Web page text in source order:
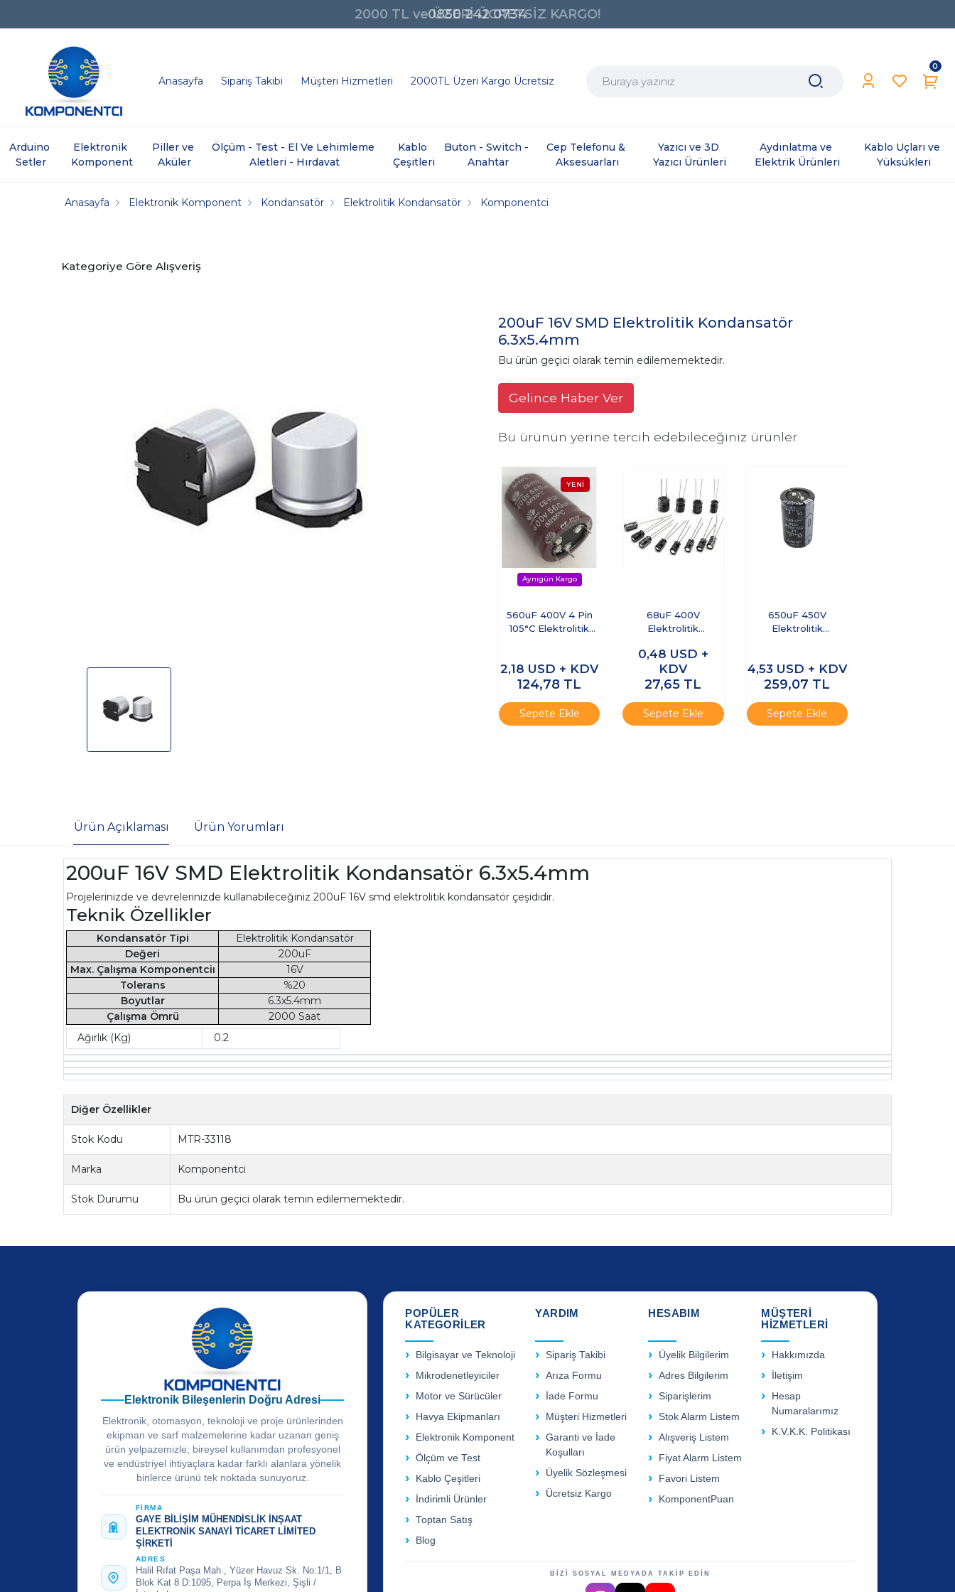
0850 242 0734
Anasayfa Sipariş Takibi Müşteri Hizmetleri 2000TL Üzeri Kargo Ücretsiz
0
Arduino
Setler
Elektronik
Komponent
Piller ve
Aküler
Ölçüm - Test - El Ve Lehimleme
Aletleri - Hırdavat
Kablo
Çeşitleri
Buton - Switch -
Anahtar
Cep Telefonu &
Aksesuarları
Yazıcı ve 3D
Yazıcı Ürünleri
Aydınlatma ve
Elektrik Ürünleri
Kablo Uçları ve
Yüksükleri
Anasayfa Elektronik Komponent Kondansatör Elektrolitik Kondansatör Komponentci
Kategoriye Göre Alışveriş
200uF 16V SMD Elektrolitik Kondansatör
6.3x5.4mm
Bu ürün geçici olarak temin edilememektedir.
Gelince Haber Ver
Bu ürünün yerine tercih edebileceğiniz ürünler
560uF 400V 4 Pin
105°C Elektrolitik
2,18 USD + KDV
124,78 TL
Sepete Ekle
68uF 400V
Elektrolitik
18x26mm - Kısa
Bacaklı
0,48 USD +
KDV
27,65 TL
Sepete Ekle
650uF 450V
Elektrolitik
4,53 USD + KDV
259,07 TL
Sepete Ekle
Ürün Açıklaması Ürün Yorumları
200uF 16V SMD Elektrolitik Kondansatör 6.3x5.4mm
Projelerinizde ve devrelerinizde kullanabileceğiniz 200uF 16V smd elektrolitik kondansatör çeşididir.
Teknik Özellikler
Kondansatör Tipi
Elektrolitik Kondansatör
Değeri
200uF
Max. Çalışma Komponentciı
16V
Tolerans
%20
Boyutlar
6.3x5.4mm
Çalışma Ömrü
2000 Saat
Ağırlık (Kg)
0.2
Diğer Özellikler
Stok Kodu MTR-33118
Marka Komponentci
Stok Durumu Bu ürün geçici olarak temin edilememektedir.
Elektronik Bileşenlerin Doğru Adresi
Elektronik, otomasyon, teknoloji ve proje ürünlerinden
ekipman ve sarf malzemelerine kadar uzanan geniş
ürün yelpazemizle; bireysel kullanımdan profesyonel
ve endüstriyel ihtiyaçlara kadar farklı alanlara yönelik
binlerce ürünü tek noktada sunuyoruz.
FİRMA
GAYE BİLİŞİM MÜHENDİSLİK İNŞAAT
ELEKTRONİK SANAYİ TİCARET LİMİTED
ŞİRKETİ
ADRES
Halil Rıfat Paşa Mah., Yüzer Havuz Sk. No:1/1, B
Blok Kat 8 D:1095, Perpa İş Merkezi, Şişli /
POPÜLER
KATEGORİLER
Bilgisayar ve Teknoloji
Mikrodenetleyiciler
Motor ve Sürücüler
Havya Ekipmanları
Elektronik Komponent
Ölçüm ve Test
Kablo Çeşitleri
İndirimli Ürünler
Toptan Satış
Blog
YARDIM
Sipariş Takibi
Arıza Formu
İade Formu
Müşteri Hizmetleri
Garanti ve İade
Koşulları
Üyelik Sözleşmesi
Ücretsiz Kargo
HESABIM
Üyelik Bilgilerim
Adres Bilgilerim
Siparişlerim
Stok Alarm Listem
Alışveriş Listem
Fiyat Alarm Listem
Favori Listem
KomponentPuan
MÜŞTERİ
HİZMETLERİ
Hakkımızda
İletişim
Hesap
Numaralarımız
K.V.K.K. Politikası
BİZİ SOSYAL MEDYADA TAKİP EDİN